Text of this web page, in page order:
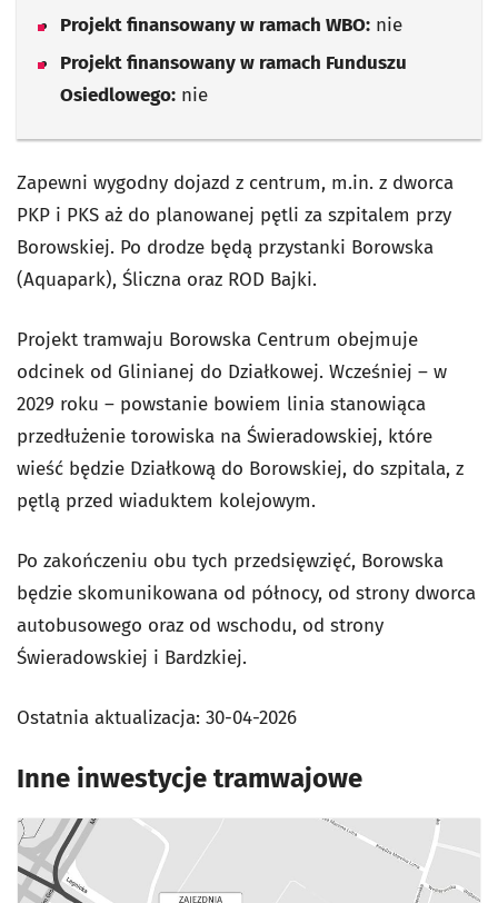
Projekt finansowany w ramach WBO: nie
Projekt finansowany w ramach Funduszu
Osiedlowego: nie
Zapewni wygodny dojazd z centrum, m.in. z dworca
PKP i PKS aż do planowanej pętli za szpitalem przy
Borowskiej. Po drodze będą przystanki Borowska
(Aquapark), Śliczna oraz ROD Bajki.
Projekt tramwaju Borowska Centrum obejmuje
odcinek od Glinianej do Działkowej. Wcześniej – w
2029 roku – powstanie bowiem linia stanowiąca
przedłużenie torowiska na Świeradowskiej, które
wieść będzie Działkową do Borowskiej, do szpitala, z
pętlą przed wiaduktem kolejowym.
Po zakończeniu obu tych przedsięwzięć, Borowska
będzie skomunikowana od północy, od strony dworca
autobusowego oraz od wschodu, od strony
Świeradowskiej i Bardzkiej.
Ostatnia aktualizacja: 30-04-2026
Inne inwestycje tramwajowe